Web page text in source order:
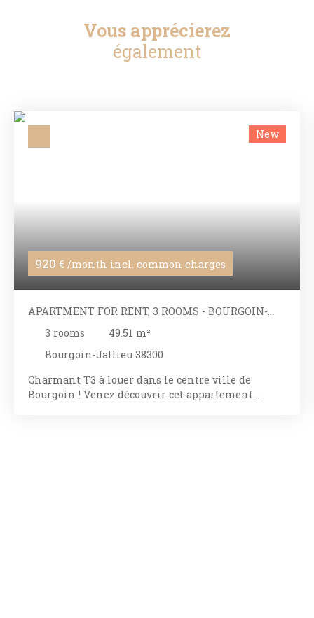
Vous apprécierez
également
920 € /month incl. common charges
New
APARTMENT FOR RENT, 3 ROOMS - BOURGOIN-
JALLIEU 38300
3 rooms 49.51 m²
Bourgoin-Jallieu 38300
Charmant T3 à louer dans le centre ville de
Bourgoin ! Venez découvrir cet appartement